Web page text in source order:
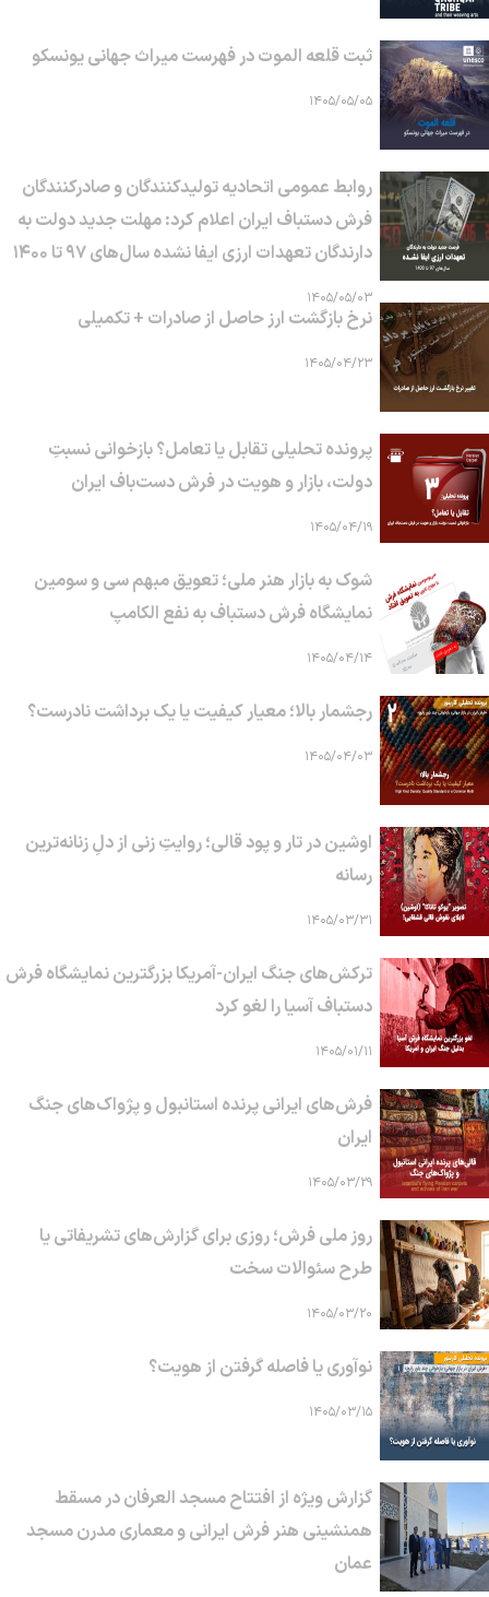
ثبت قلعه الموت در فهرست میراث جهانی یونسکو
۱۴۰۵/۰۵/۰۵
روابط عمومی اتحادیه تولیدکنندگان و صادرکنندگان
فرش دستباف ایران اعلام کرد: مهلت جدید دولت به
دارندگان تعهدات ارزی ایفا نشده سال‌های ۹۷ تا ۱۴۰۰
۱۴۰۵/۰۵/۰۳
نرخ بازگشت ارز حاصل از صادرات + تکمیلی
۱۴۰۵/۰۴/۲۳
پرونده تحلیلی تقابل یا تعامل؟ بازخوانی نسبتِ
دولت، بازار و هویت در فرش دست‌باف ایران
۱۴۰۵/۰۴/۱۹
شوک به بازار هنر ملی؛ تعویق مبهم سی و سومین
نمایشگاه فرش دستباف به نفع الکامپ
۱۴۰۵/۰۴/۱۴
رجشمار بالا؛ معیار کیفیت یا یک برداشت نادرست؟
۱۴۰۵/۰۴/۰۳
اوشین در تار و پود قالی؛ روایتِ زنی از دلِ زنانه‌ترین
رسانه
۱۴۰۵/۰۳/۳۱
ترکش‌های جنگ ایران-آمریکا بزرگترین نمایشگاه فرش
دستباف آسیا را لغو کرد
۱۴۰۵/۰۱/۱۱
فرش‌های ایرانی پرنده استانبول و پژواک‌های جنگ
ایران
۱۴۰۵/۰۳/۲۹
روز ملی فرش؛ روزی برای گزارش‌های تشریفاتی یا
طرح سئوالات سخت
۱۴۰۵/۰۳/۲۰
نوآوری یا فاصله گرفتن از هویت؟
۱۴۰۵/۰۳/۱۵
گزارش ویژه از افتتاح مسجد العرفان در مسقط
همنشینی هنر فرش ایرانی و معماری مدرن مسجد
عمان